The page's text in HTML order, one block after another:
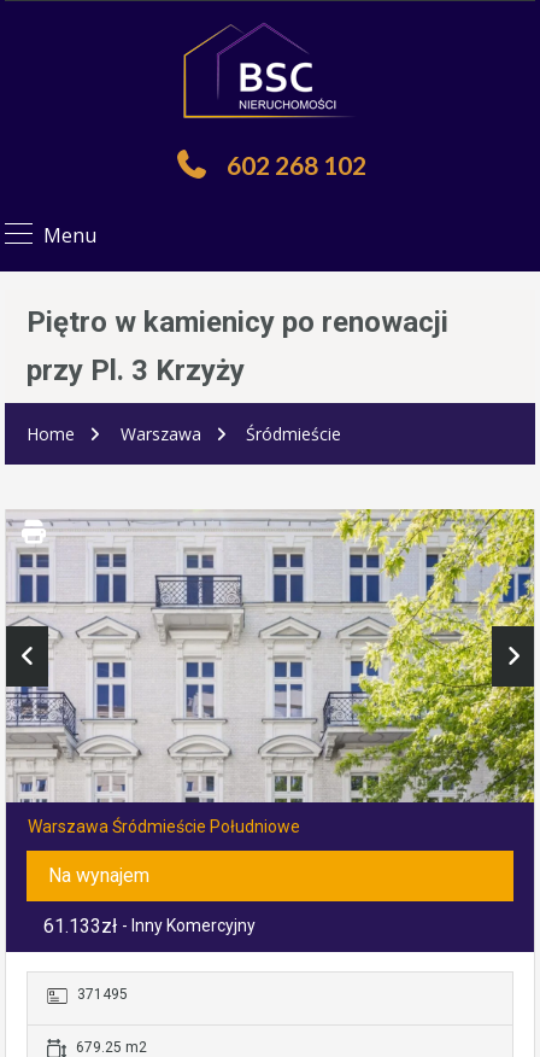
602 268 102
Menu
Piętro w kamienicy po renowacji
przy Pl. 3 Krzyży
Home Warszawa Śródmieście
Warszawa Śródmieście Południowe
Na wynajem
61.133zł - Inny Komercyjny
371495
679.25 m2